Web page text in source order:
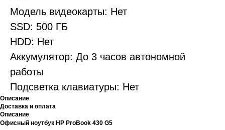
Модель видеокарты: Нет
SSD: 500 ГБ
HDD: Нет
Аккумулятор: До 3 часов автономной
работы
Подсветка клавиатуры: Нет
Описание
Доставка и оплата
Описание
Офисный ноутбук HP ProBook 430 G5